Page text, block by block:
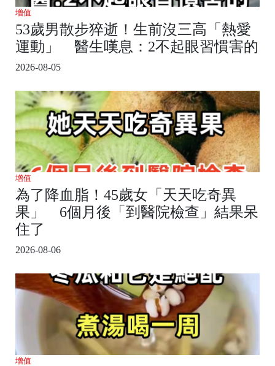
增值
53歲男散步猝逝！生前沒三高「熱愛
運動」 醫生嘆息：2不起眼習慣害的
2026-08-05
增值
為了降血脂！45歲女「天天吃奇異
果」 6個月後「到醫院檢查」結果呆
住了
2026-08-06
增值